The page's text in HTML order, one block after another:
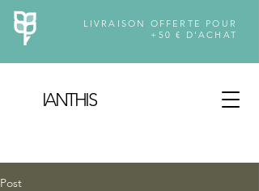
LIVRAISON OFFERTE POUR
+50 € D'ACHAT
IANTHIS
Post